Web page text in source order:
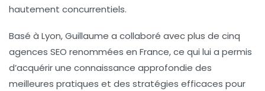
hautement concurrentiels.
Basé à Lyon, Guillaume a collaboré avec plus de cinq
agences SEO renommées en France, ce qui lui a permis
d’acquérir une connaissance approfondie des
meilleures pratiques et des stratégies efficaces pour